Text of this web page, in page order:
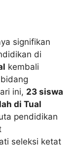
signifikan
di
kembali
ini, 23 siswa
di Tual
pendidikan
seleksi ketat